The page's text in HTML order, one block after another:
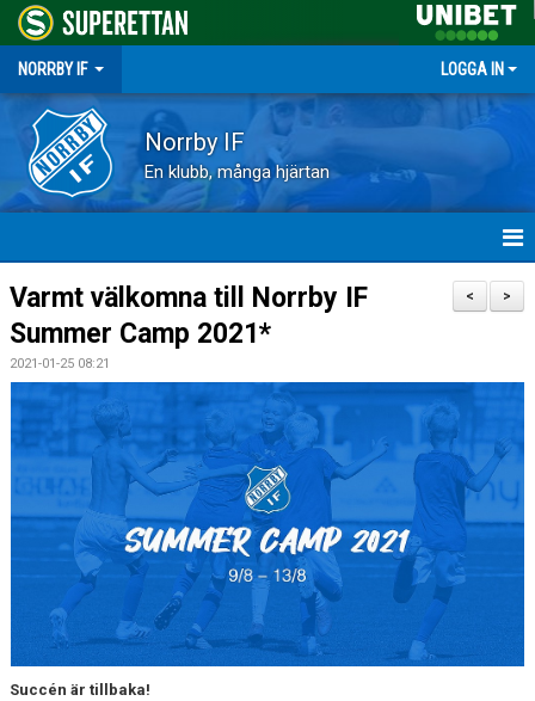
NORRBY IF LOGGA IN
Norrby IF
En klubb, många hjärtan
HEM
NYHETER
FÖRENINGEN
KALENDER
VÅRA LAG
MATCHER
NÄRA NORRBY
VÄRDEGRUND
>
<
Varmt välkomna till Norrby IF
Summer Camp 2021*
2021-01-25 08:21
Succén är tillbaka!